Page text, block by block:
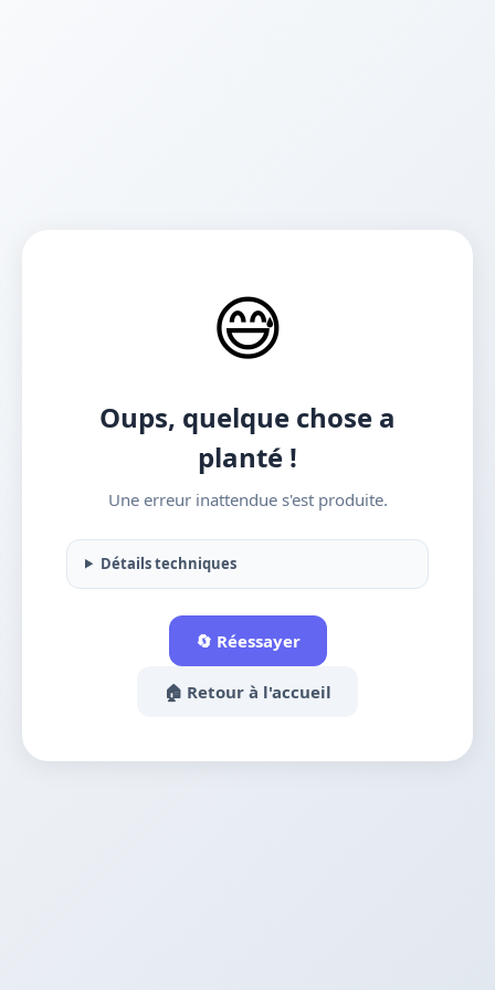
😅
Oups, quelque chose a
planté !
Une erreur inattendue s'est produite.
Détails techniques
🔄 Réessayer
🏠 Retour à l'accueil